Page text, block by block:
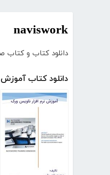
naviswork
دانلود کتاب و کتاب
دانلود کتاب